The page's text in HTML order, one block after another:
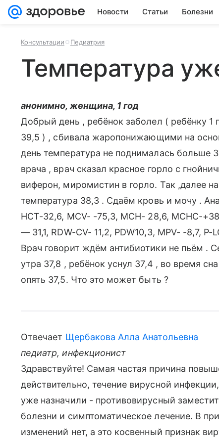
Новости Статьи Болезни
Консультации Педиатрия
Температура
анонимно, женщина, 1 год
Добрый день , ребёнок заболел ( ребёнку
39,5 ) , сбивала жаропонижающими на
день температура не поднималась больше
врача , врач сказал красное горло с
виферон, миромистин в горло. Так ,далее
температура 38,3 . Сдаём кровь и мочу .
HCT-32,6, MCV- -75,3, MCH- 28,6, MCHC-
— 31,1, RDW-CV- 11,2, PDW10,3, MPV- -8,7,
Врач говорит ждём антибиотики не пьём .
утра 37,8 , ребёнок уснул 37,4 , во время
опять 37,5. Что это может быть ?
Отвечает Щербакова Алла Анатольевна
педиатр, инфекционист
Здравствуйте! Самая частая причина
действительно, течение вирусной
уже назначили - противовирусный
болезни и симптоматическое лечение. В
изменений нет, а это косвенный признак